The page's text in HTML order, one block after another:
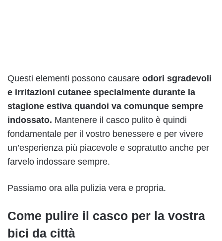
Questi elementi possono causare odori sgradevoli
e irritazioni cutanee specialmente durante la
stagione estiva quandoi va comunque sempre
indossato. Mantenere il casco pulito è quindi
fondamentale per il vostro benessere e per vivere
un’esperienza più piacevole e sopratutto anche per
farvelo indossare sempre.
Passiamo ora alla pulizia vera e propria.
Come pulire il casco per la vostra
bici da città